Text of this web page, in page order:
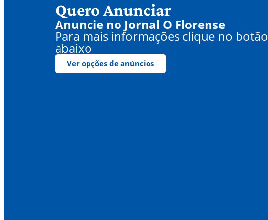
Quero Anunciar
Anuncie no Jornal O Florense
Para mais informações clique no botão
abaixo
Ver opções de anúncios